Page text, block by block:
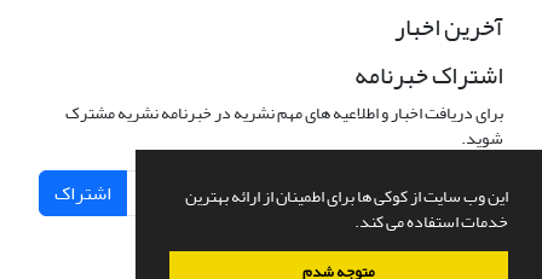
این وب سایت از کوکی ها برای اطمینان از ارائه بهترین
خدمات استفاده می کند.
متوجه شدم
آخرین اخبار
اشتراک خبرنامه
برای دریافت اخبار و اطلاعیه های مهم نشریه در خبرنامه نشریه مشترک
شوید.
اشتراک